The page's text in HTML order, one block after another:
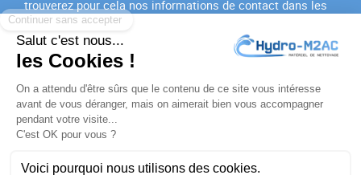
trouverez pour cela nos informations de contact dans les
conditions d'utilisation du site.
J'accepte lesconditions générales
politique de
confidentialité
PRODUITS
NOTRE SOCIÉTÉ